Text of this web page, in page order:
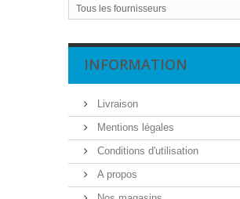
Tous les fournisseurs
INFORMATION
Livraison
Mentions légales
Conditions d'utilisation
A propos